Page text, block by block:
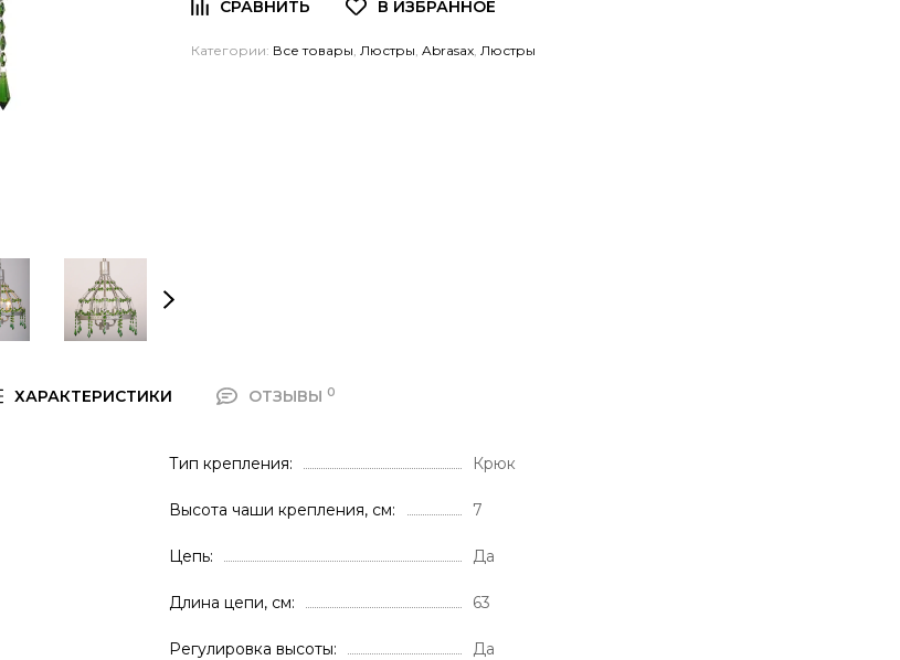
Категории: Все товары Люстры Abrasax Люстры
ХАРАКТЕРИСТИКИ ОТЗЫВЫ 0
Тип крепления Крюк
Высота чаши крепления, см 7
Цепь Да
Длина цепи, см 63
Регулировка высоты Да